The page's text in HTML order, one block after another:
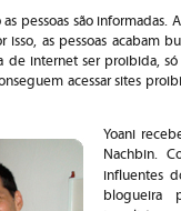
pessoas são informadas.
as pessoas acabam
de internet ser proibida,
acessar sites
Yoani
Nachbin.
influentes
blogueira